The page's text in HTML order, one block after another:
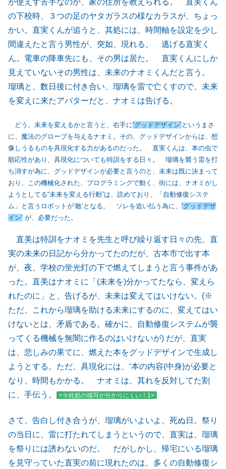
が使えず苦手なのか、家の住所を教えられる。 直実くん
の下校時、３つの足のヤタガラスの様なカラスが、ちょっ
かい。直実くんが追うと、其処には、時間軸を設定を少し
間違えたと言う男性が、突如、現れる。 逃げる直実く
ん。電車の降車先にも、その男は居た。 直実くんにしか
見えていないその男性は、未来のナオミくんだと言う。
瑠璃と、数日後に付き合い、瑠璃を雷で亡くすので、未来
を変えに来たアバターだと、ナオミは告げる。
どう、未来を変えるかと言うと、右手に‘グッドデザイン’ というまさ
に、魔法のグローブを与えるナオミ。その、グッドデザインからは、想
像しうるものを具現化する力があるのだった。 直実くんは、本の虫で
順応性があり、具現化についても特訓をする日々。 瑠璃を襲う雷を打
ち消すが為に、グッドデザインが必要と言うのと、未来は既に決まって
おり、この機械化された、プログラミングで動く、街には、ナオミがし
ようとしてる“未来を変える行動”は、読めており、「自動修復システ
ム」と言うロボットが‘敵’となる。 ソレを追い払う為に、 ‘グッドデザ
イン’ が、必要だった。
直美は特訓をナオミを先生と呼び繰り返す日々の先、直
実の未来の日記から分かってたのだが、古本市で出す本
が、夜、学校の蛍光灯の下で燃えてしまうと言う事件があ
った。直美はナオミに「(未来を)分かってたなら、変えら
れたのに」と、告げるが、未来は変えてはいけない。(※
ただ、これから瑠璃を助ける未来にするのに、変えてはい
けないとは、矛盾である。確かに、自動修復システムが襲
ってくる機械を無闇に作るのはいけないが) だが、直実
は、悲しみの果てに、燃えた本をグッドデザインで生成し
ようとする。ただ、具現化には、‘本の内容(中身)が必要と
なり、時間もかかる。 ナオミは、其れを反対してた割
に、手伝う。
<※此処の描写が分かりにくい！1>
さて、告白し付き合うが、瑠璃がいよいよ、死ぬ日。祭り
の当日に、雷に打たれてしまうというので、直実は、瑠璃
を祭りには誘わないのだ。 だがしかし、帰宅にいる瑠璃
を見守っていた直実の前に現れたのは、多くの自動修復シ